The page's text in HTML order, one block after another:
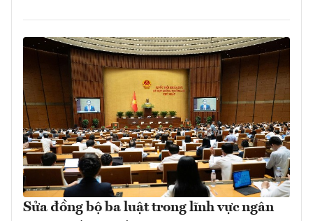
Sửa đồng bộ ba luật trong lĩnh vực ngân